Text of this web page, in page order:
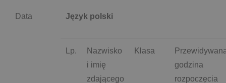
Data Język polski
Lp.
Nazwisko
i imię
zdającego
Klasa
godzina
rozpoczęcia